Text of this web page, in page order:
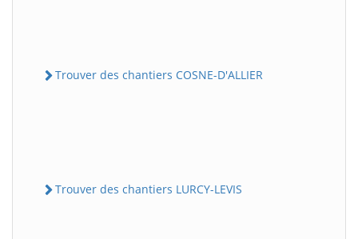
Trouver des chantiers COSNE-D'ALLIER
Trouver des chantiers LURCY-LEVIS